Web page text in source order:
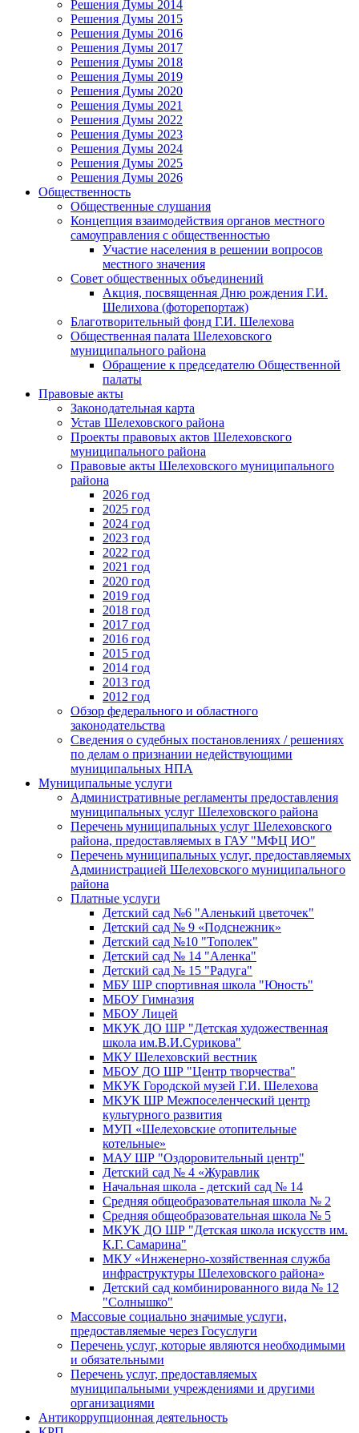
Решения Думы 2014
Решения Думы 2015
Решения Думы 2016
Решения Думы 2017
Решения Думы 2018
Решения Думы 2019
Решения Думы 2020
Решения Думы 2021
Решения Думы 2022
Решения Думы 2023
Решения Думы 2024
Решения Думы 2025
Решения Думы 2026
Общественность
Общественные слушания
Концепция взаимодействия органов местного
самоуправления с общественностью
Участие населения в решении вопросов
местного значения
Совет общественных объединений
Акция, посвященная Дню рождения Г.И.
Шелихова (фоторепортаж)
Благотворительный фонд Г.И. Шелехова
Общественная палата Шелеховского
муниципального района
Обращение к председателю Общественной
палаты
Правовые акты
Законодательная карта
Устав Шелеховского района
Проекты правовых актов Шелеховского
муниципального района
Правовые акты Шелеховского муниципального
района
2026 год
2025 год
2024 год
2023 год
2022 год
2021 год
2020 год
2019 год
2018 год
2017 год
2016 год
2015 год
2014 год
2013 год
2012 год
Обзор федерального и областного
законодательства
Сведения о судебных постановлениях / решениях
по делам о признании недействующими
муниципальных НПА
Муниципальные услуги
Административные регламенты предоставления
муниципальных услуг Шелеховского района
Перечень муниципальных услуг Шелеховского
района, предоставляемых в ГАУ "МФЦ ИО"
Перечень муниципальных услуг, предоставляемых
Администрацией Шелеховского муниципального
района
Платные услуги
Детский сад №6 "Аленький цветочек"
Детский сад № 9 «Подснежник»
Детский сад №10 "Тополек"
Детский сад № 14 "Аленка"
Детский сад № 15 "Радуга"
МБУ ШР спортивная школа "Юность"
МБОУ Гимназия
МБОУ Лицей
МКУК ДО ШР "Детская художественная
школа им.В.И.Сурикова"
МКУ Шелеховский вестник
МБОУ ДО ШР "Центр творчества"
МКУК Городской музей Г.И. Шелехова
МКУК ШР Межпоселенческий центр
культурного развития
МУП «Шелеховские отопительные
котельные»
МАУ ШР "Оздоровительный центр"
Детский сад № 4 «Журавлик
Начальная школа - детский сад № 14
Средняя общеобразовательная школа № 2
Средняя общеобразовательная школа № 5
МКУК ДО ШР "Детская школа искусств им.
К.Г. Самарина"
МКУ «Инженерно-хозяйственная служба
инфраструктуры Шелеховского района»
Детский сад комбинированного вида № 12
"Солнышко"
Массовые социально значимые услуги,
предоставляемые через Госуслуги
Перечень услуг, которые являются необходимыми
и обязательными
Перечень услуг, предоставляемых
муниципальными учреждениями и другими
организациями
Антикоррупционная деятельность